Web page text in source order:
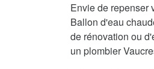
Envie de repenser
Ballon d'eau
de rénovation ou
un plombier